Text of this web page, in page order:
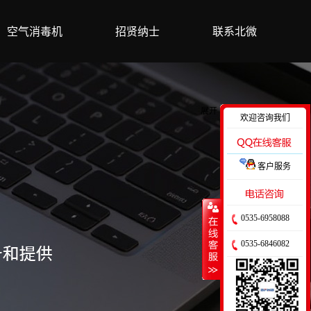
空气消毒机 招贤纳士 联系北微
展开
收缩
欢迎咨询我们
客户服务
0535-6958088
0535-6846082